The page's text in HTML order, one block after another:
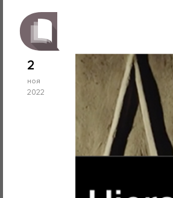
2
ноя
2022